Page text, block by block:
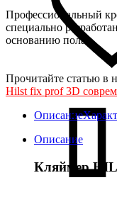
Профессиональный
специально
основанию пола.
Прочитайте статью в
Hilst fix prof 3D
Описание
Описание
Кляймер